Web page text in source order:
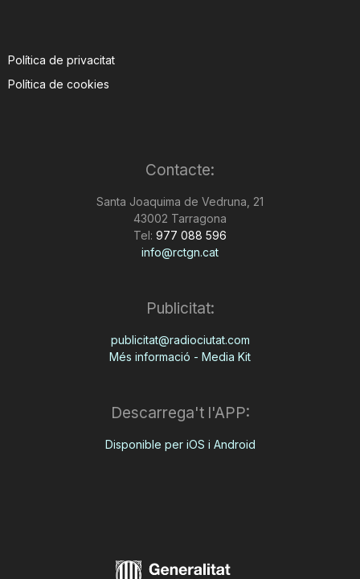
Política de privacitat
Política de cookies
Contacte:
Santa Joaquima de Vedruna, 21
43002 Tarragona
Tel: 977 088 596
info@rctgn.cat
Publicitat:
publicitat@radiociutat.com
Més informació - Media Kit
Descarrega't l'APP:
Disponible per iOS i Android